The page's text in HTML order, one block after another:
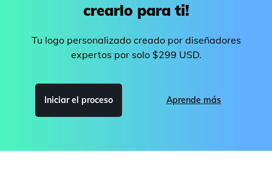
crearlo para ti!
Tu logo personalizado creado por diseñadores
expertos por solo $299 USD.
Iniciar el proceso Aprende más